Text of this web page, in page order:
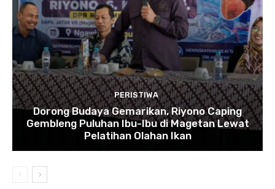
PERISTIWA
Dorong Budaya Gemarikan, Riyono Caping
Gembleng Puluhan Ibu-Ibu di Magetan Lewat
Pelatihan Olahan Ikan